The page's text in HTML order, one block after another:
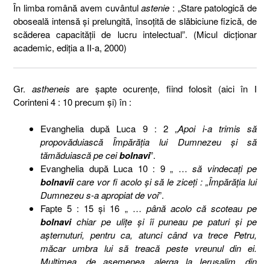
În limba română avem cuvântulastenie : „Stare patologică de
oboseală intensă și prelungită, însoțită de slăbiciune fizică, de
scăderea capacității de lucru intelectual”. (Micul dicționar
academic, ediția a II-a, 2000)
Gr. astheneis are şapte ocurenţe, fiind folosit (aici în I
Corinteni 4 : 10 precum şi) în :
Evanghelia după Luca 9 : 2 „Apoi i-a trimis să
propovăduiască Împărăţia lui Dumnezeu şi să
tămăduiască pe ceibolnavi”.
Evanghelia după Luca 10 : 9 „ … să vindecaţi pe
bolnaviicare vor fi acolo şi să le ziceţi : „Împărăţia lui
Dumnezeu s-a apropiat de voi”.
Fapte 5 : 15 şi 16 „ … până acolo că scoteau pe
bolnavichiar pe uliţe şi îi puneau pe paturi şi pe
aşternuturi, pentru ca, atunci când va trece Petru,
măcar umbra lui să treacă peste vreunul din ei.
Mulţimea, de asemenea, alerga la Ierusalim, din